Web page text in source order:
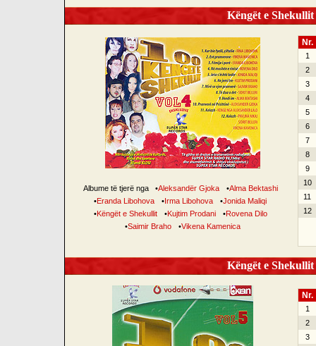
Këngët e
Albume të tjerë nga •Aleksandër Gjoka •Alma Bektashi
•Eranda Libohova •Irma Libohova •Jonida Maliqi
•Këngët e Shekullit •Kujtim Prodani •Rovena Dilo
•Saimir Braho •Vikena Kamenica
Nr.
1
2
3
4
5
6
7
8
9
10
11
12
Këngët e
Nr.
1
2
3